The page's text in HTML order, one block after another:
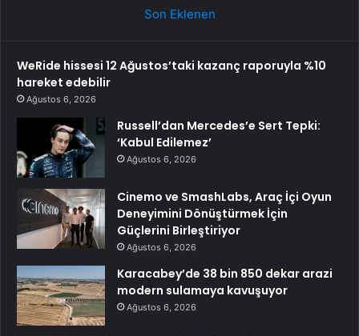
Son Eklenen
WeRide hissesi 12 Ağustos’taki kazanç raporuyla %10
hareket edebilir
Ağustos 6, 2026
Russell’dan Mercedes’e Sert Tepki:
‘Kabul Edilemez’
Ağustos 6, 2026
Cinemo ve SmashLabs, Araç İçi Oyun
Deneyimini Dönüştürmek İçin
Güçlerini Birleştiriyor
Ağustos 6, 2026
Karacabey’de 38 bin 850 dekar arazi
modern sulamaya kavuşuyor
Ağustos 6, 2026